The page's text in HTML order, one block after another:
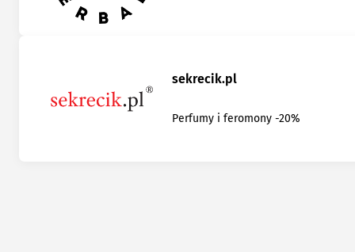
sekrecik.pl
Perfumy i feromony -20%